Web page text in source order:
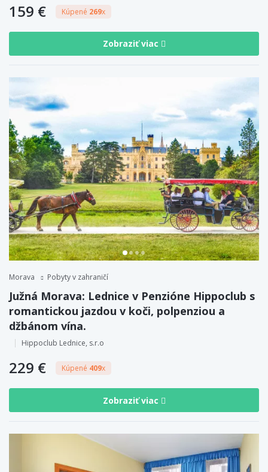
159 € Kúpené 269x
Zobraziť viac
Morava Pobyty v zahraničí
Južná Morava: Lednice v Penzióne Hippoclub s
romantickou jazdou v koči, polpenziou a
džbánom vína.
Hippoclub Lednice, s.r.o
229 € Kúpené 409x
Zobraziť viac